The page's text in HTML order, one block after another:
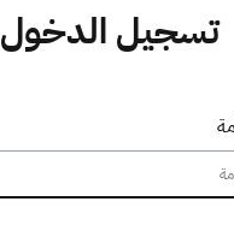
تسجيل الدخول